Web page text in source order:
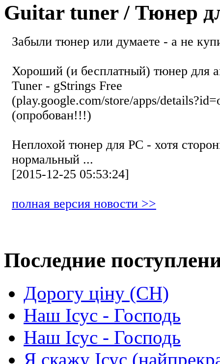
Guitar tuner / Тюнер
Забыли тюнер или думаете - а не
Хороший (и бесплатный) тюнер для
Tuner - gStrings Free
(play.google.com/store/apps/
(опробован!!!)
Неплохой тюнер для РС - хотя
нормальный ...
[2015-12-25 05:53:24]
полная версия новости >>
Последние
Дорогу ціну (СН)
Наш Ісус - Господь
Наш Ісус - Господь
Я скажу Ісус